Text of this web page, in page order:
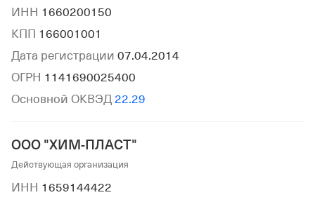
ИНН 1660200150
КПП 166001001
Дата регистрации 07.04.2014
ОГРН 1141690025400
Основной ОКВЭД 22.29
ООО "ХИМ-ПЛАСТ"
Действующая организация
ИНН 1659144422